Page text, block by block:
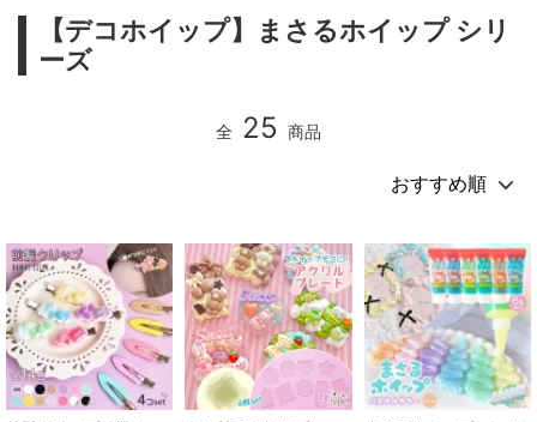
【デコホイップ】まさるホイップ シリ
ーズ
全 25 商品